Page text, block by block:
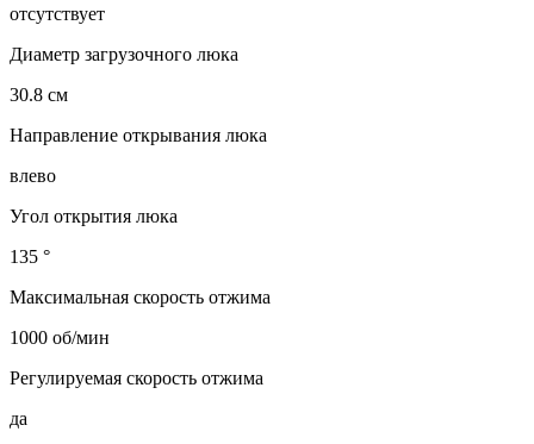
отсутствует
Диаметр загрузочного люка
30.8 см
Направление открывания люка
влево
Угол открытия люка
135 °
Максимальная скорость отжима
1000 об/мин
Регулируемая скорость отжима
да